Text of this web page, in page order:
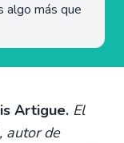
algo más que
Artigue. El
autor de